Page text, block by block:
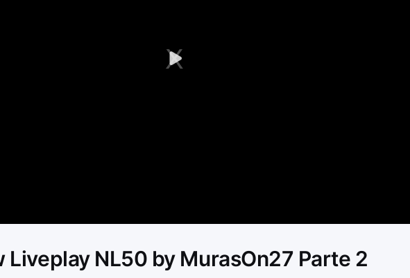
Play
Liveplay NL50 by MurasOn27 Parte 2